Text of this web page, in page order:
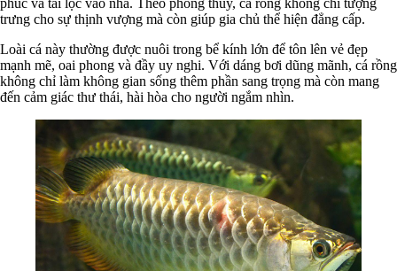
phúc và tài lộc vào nhà. Theo phong thủy, cá rồng không chỉ tượng
trưng cho sự thịnh vượng mà còn giúp gia chủ thể hiện đẳng cấp.
Loài cá này thường được nuôi trong bể kính lớn để tôn lên vẻ đẹp
mạnh mẽ, oai phong và đầy uy nghi. Với dáng bơi dũng mãnh, cá rồng
không chỉ làm không gian sống thêm phần sang trọng mà còn mang
đến cảm giác thư thái, hài hòa cho người ngắm nhìn.